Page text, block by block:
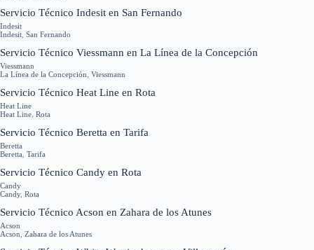
Servicio Técnico Indesit en San Fernando
Indesit
Indesit San Fernando
Servicio Técnico Viessmann en La Línea de la Concepción
Viessmann
La Línea de la Concepción Viessmann
Servicio Técnico Heat Line en Rota
Heat Line
Heat Line Rota
Servicio Técnico Beretta en Tarifa
Beretta
Beretta Tarifa
Servicio Técnico Candy en Rota
Candy
Candy, Rota
Servicio Técnico Acson en Zahara de los Atunes
Acson
Acson Zahara de los Atunes